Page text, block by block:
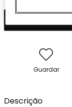
Guardar
Descrição